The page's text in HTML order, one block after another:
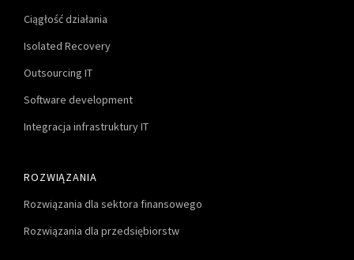
Ciągłość działania
Isolated Recovery
Outsourcing IT
Software development
Integracja infrastruktury IT
ROZWIĄZANIA
Rozwiązania dla sektora finansowego
Rozwiązania dla przedsiębiorstw